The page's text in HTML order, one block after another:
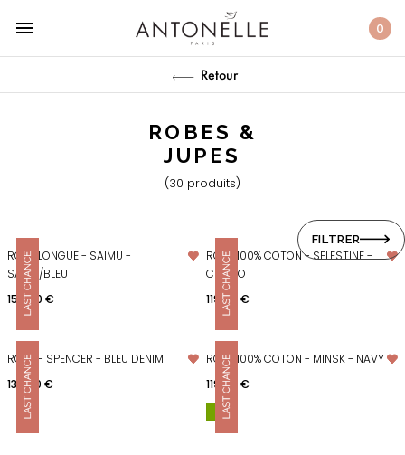
menu 0
Retour
ROBES &
JUPES
(30 produits)
FILTRER
ROBE LONGUE - SAIMU -
SABLE/BLEU
Prix
159,00 €
ROBE 100% COTON - SELESTINE -
CHOCO
Prix
119,00 €
ROBE - SPENCER - BLEU DENIM
Prix
139,00 €
ROBE 100% COTON - MINSK - NAVY
Prix
119,00 €